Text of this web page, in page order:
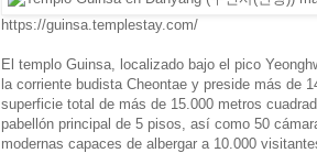
https://guinsa.templestay.com/
El templo Guinsa, localizado bajo el pico
la corriente budista Cheontae y preside más de
superficie total de más de 15.000 metros
pabellón principal de 5 pisos, así como 50
modernas capaces de albergar a 10.000